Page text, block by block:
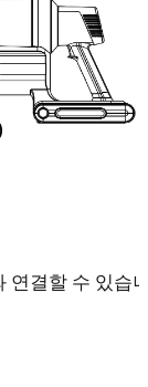
연결할 수 있습